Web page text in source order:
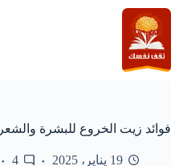
التجاوز
إلى
المحتوى
فوائد زيت الخروع للبشرة
19 يناير، 2025 4